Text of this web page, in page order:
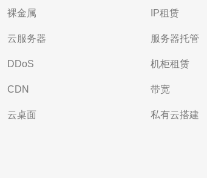
裸金属
云服务器
DDoS
CDN
云桌面
IP租赁
服务器托管
机柜租赁
带宽
私有云搭建